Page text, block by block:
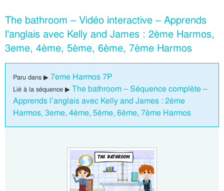
The bathroom – Vidéo interactive – Apprends
l’anglais avec Kelly and James : 2ème Harmos,
3eme, 4ème, 5ème, 6ème, 7ème Harmos
Paru dans ▶ 7eme Harmos 7P
Lié à la séquence ▶ The bathroom – Séquence complète –
Apprends l’anglais avec Kelly and James : 2ème
Harmos, 3eme, 4ème, 5ème, 6ème, 7ème Harmos